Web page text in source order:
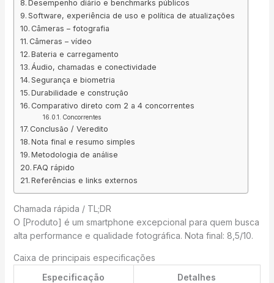
Desempenho diário e benchmarks públicos
Software, experiência de uso e política de atualizações
Câmeras – fotografia
Câmeras – vídeo
Bateria e carregamento
Áudio, chamadas e conectividade
Segurança e biometria
Durabilidade e construção
Comparativo direto com 2 a 4 concorrentes
Concorrentes
Conclusão / Veredito
Nota final e resumo simples
Metodologia de análise
FAQ rápido
Referências e links externos
Chamada rápida / TL;DR
O [Produto] é um smartphone excepcional para quem busca
alta performance e qualidade fotográfica. Nota final: 8,5/10.
Caixa de principais especificações
Especificação
Detalhes